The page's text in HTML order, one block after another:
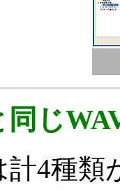
じ
4種類